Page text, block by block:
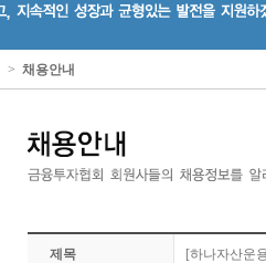
> 채용안내
제목 [하나자산운